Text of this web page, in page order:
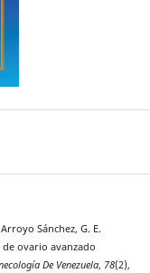
Sánchez, G. E.
ovario avanzado
De Venezuela, 78(2),